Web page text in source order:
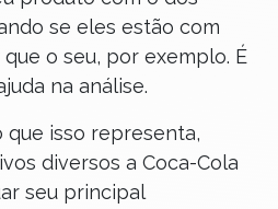
se eles estão com
o seu, por exemplo. É
na análise.
que isso representa,
diversos a Coca-Cola
seu principal